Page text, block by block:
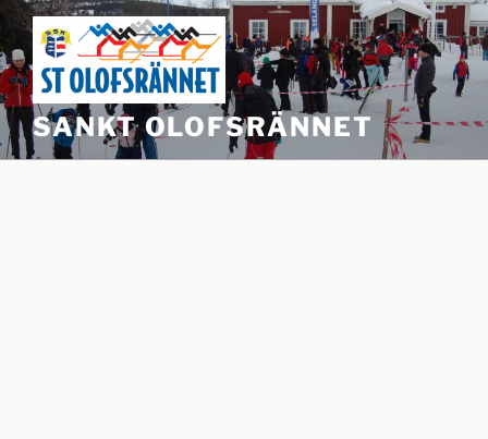
Hoppa
till
innehåll
SANKT OLOFSRÄNNET